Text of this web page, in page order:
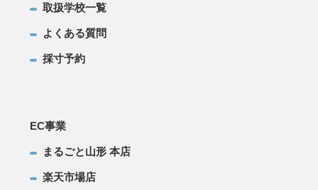
取扱学校一覧
よくある質問
採寸予約
EC事業
まるごと山形 本店
楽天市場店